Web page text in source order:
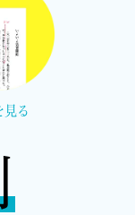
見る